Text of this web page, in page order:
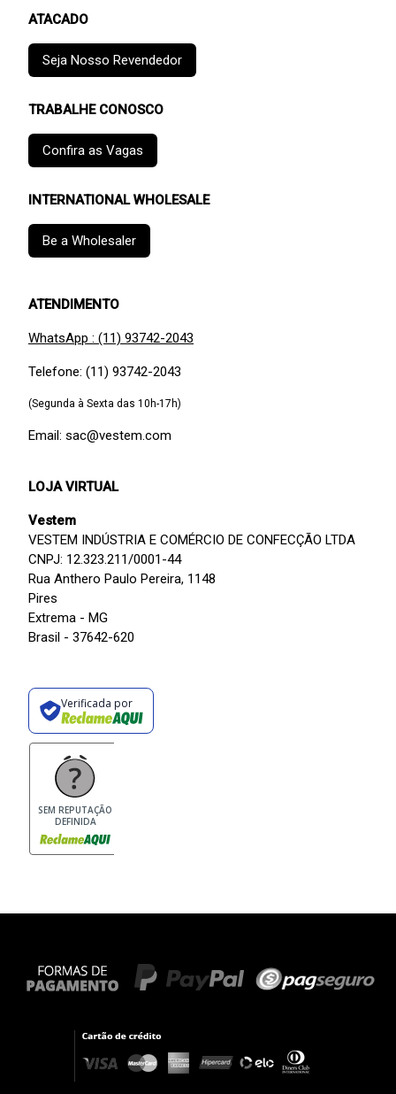
ATACADO
Seja Nosso Revendedor
TRABALHE CONOSCO
Confira as Vagas
INTERNATIONAL WHOLESALE
Be a Wholesaler
ATENDIMENTO
WhatsApp : (11) 93742-2043
Telefone: (11) 93742-2043
(Segunda à Sexta das 10h-17h)
Email: sac@vestem.com
LOJA VIRTUAL
Vestem
VESTEM INDÚSTRIA E COMÉRCIO DE CONFECÇÃO LTDA
CNPJ: 12.323.211/0001-44
Rua Anthero Paulo Pereira, 1148
Pires
Extrema - MG
Brasil - 37642-620
Verificada por
SEM REPUTAÇÃO
DEFINIDA